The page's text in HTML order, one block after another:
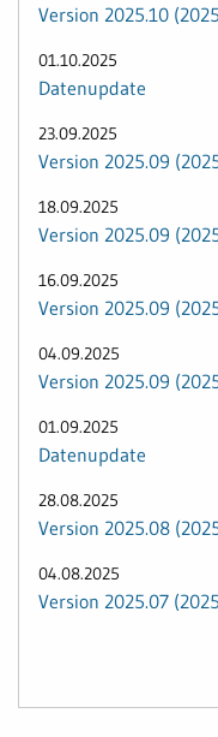
Version 2025.10
01.10.2025
Datenupdate
23.09.2025
Version 2025.09
18.09.2025
Version 2025.09
16.09.2025
Version 2025.09
04.09.2025
Version 2025.09
01.09.2025
Datenupdate
28.08.2025
Version 2025.08
04.08.2025
Version 2025.07